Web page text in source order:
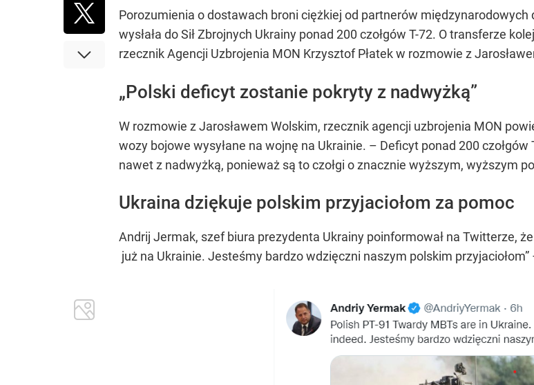
Porozumienia o dostawach broni ciężkiej od partnerów
wysłała do Sił Zbrojnych Ukrainy ponad 200 czołgów T-72. O transferze
rzecznik Agencji Uzbrojenia MON Krzysztof Płatek w rozmowie z
„Polski deficyt zostanie pokryty z nadwyżką”
W rozmowie z Jarosławem Wolskim, rzecznik agencji uzbrojenia MON
wozy bojowe wysyłane na wojnę na Ukrainie. – Deficyt ponad 200
nawet z nadwyżką, ponieważ są to czołgi o znacznie wyższym, wyższym
Ukraina dziękuje polskim przyjaciołom za pomoc
Andrij Jermak, szef biura prezydenta Ukrainy poinformował na Twitterze,
już na Ukrainie. Jesteśmy bardzo wdzięczni naszym polskim przyjaciołom”